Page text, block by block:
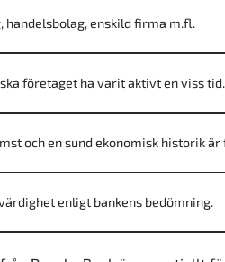
handelsbolag, enskild firma m.fl.
företaget ha varit aktivt en viss tid.
och en sund ekonomisk historik
enligt bankens bedömning.